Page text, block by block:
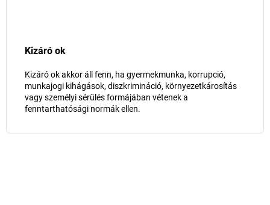
Kizáró ok
Kizáró ok akkor áll fenn, ha gyermekmunka, korrupció,
munkajogi kihágások, diszkrimináció, környezetkárosítás
vagy személyi sérülés formájában vétenek a
fenntarthatósági normák ellen.